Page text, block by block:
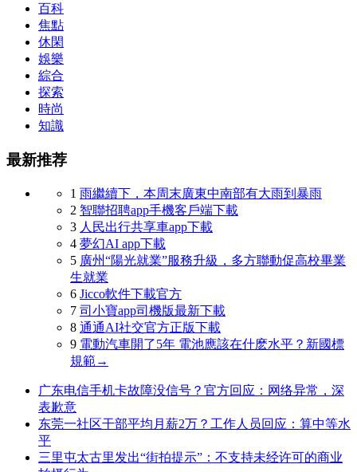
百科
焦點
休閑
娛樂
綜合
探索
時尚
知識
最新推荐
1 雨繼續下，本周末廣東中南部有大雨到暴雨
2 智聯招聘app手機客戶端下載
3 人民出行共享車app下載
4 夢幻AI app下載
5 廣州“陽光就業”服務升級，多方聯動促高校畢業
生就業
6 Jicco軟件下載官方
7 司小寶app司機版最新下載
8 通通AI社交官方正版下載
9 電動汽車開了5年 電池應該在什麽水平？新國標
規範→
广东电信手机卡故障没信号？官方回应：网络异常，深
表歉意
东莞一社区干部平均月薪2万？工作人员回应：算中等水
平
三里屯太古里发出“街拍提示”：不支持未经许可的商业